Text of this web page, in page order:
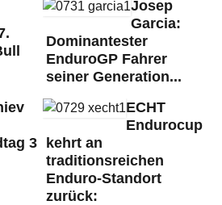
Josep
Garcia:
Dominantester
EnduroGP Fahrer
seiner Generation...
3
ECHT
Endurocup
kehrt an
traditionsreichen
Enduro-Standort
zurück: